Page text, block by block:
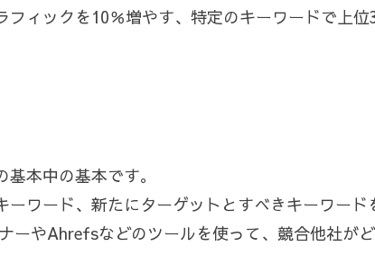
フィックを10％増やす、特定のキーワードで上
本中の基本です。
ワード、新たにターゲットとすべきキーワード
ーやAhrefsなどのツールを使って、競合他社が